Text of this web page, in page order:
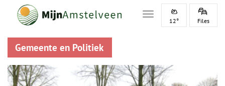
Toggle navigation
12° Files
Gemeente en Politiek